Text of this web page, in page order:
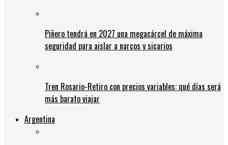
Piñero tendrá en 2027 una megacárcel de máxima
seguridad para aislar a narcos y sicarios
Tren Rosario-Retiro con precios variables: qué días será
más barato viajar
Argentina